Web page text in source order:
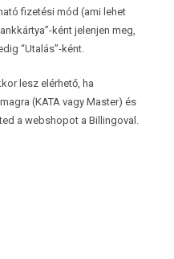
fizetési mód (ami lehet
ként jelenjen meg,
“Utalás”-ként.
lesz elérhető, ha
(KATA vagy Master) és
a webshopot a Billingoval.